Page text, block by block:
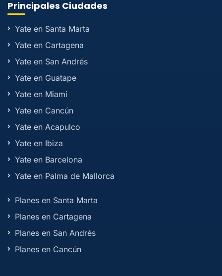
Principales Ciudades
Yate en Santa Marta
Yate en Cartagena
Yate en San Andrés
Yate en Guatape
Yate en Miami
Yate en Cancún
Yate en Acapulco
Yate en Ibiza
Yate en Barcelona
Yate en Palma de Mallorca
Planes en Santa Marta
Planes en Cartagena
Planes en San Andrés
Planes en Cancún